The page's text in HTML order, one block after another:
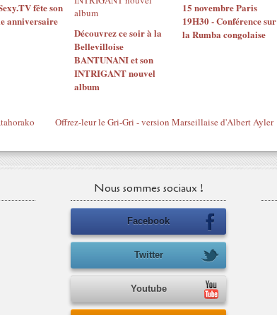
fête son
anniversaire
Découvrez ce soir à la
Bellevilloise
BANTUNANI et son
INTRIGANT nouvel
album
15 novembre Paris
19H30 - Conférence sur
la Rumba congolaise
Offrez-leur le Gri-Gri - version Marseillaise d'Albert Ayler
Nous sommes sociaux !
Facebook
Twitter
Youtube